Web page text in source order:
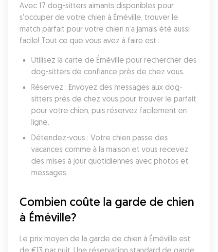
Avec 17 dog-sitters aimants disponibles pour
s'occuper de votre chien à Éméville, trouver le
match parfait pour votre chien n'a jamais été aussi
facile! Tout ce que vous avez à faire est :
Utilisez la carte de Éméville pour rechercher des
dog-sitters de confiance près de chez vous.
Réservez : Envoyez des messages aux dog-
sitters près de chez vous pour trouver le parfait
pour votre chien, puis réservez facilement en
ligne.
Détendez-vous : Votre chien passe des
vacances comme à la maison et vous recevez
des mises à jour quotidiennes avec photos et
messages.
Combien coûte la garde de chien
à Éméville?
Le prix moyen de la garde de chien à Éméville est
de €13 par nuit. Une réservation standard de garde